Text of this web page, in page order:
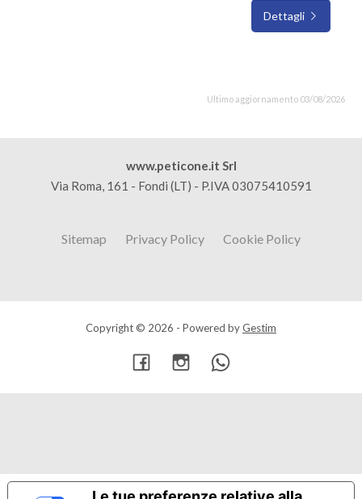
Dettagli
Ultimo aggiornamento 03/08/2026
www.peticone.it Srl
Via Roma, 161 - Fondi (LT) - P.IVA 03075410591
Sitemap Privacy Policy Cookie Policy
Copyright © 2026 - Powered byGestim